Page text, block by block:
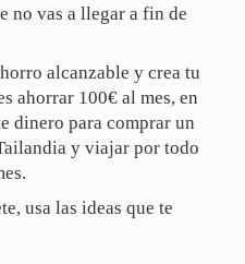
no vas a llegar a fin de
alcanzable y crea tu
ahorrar 100€ al mes, en
dinero para comprar un
y viajar por todo
usa las ideas que te